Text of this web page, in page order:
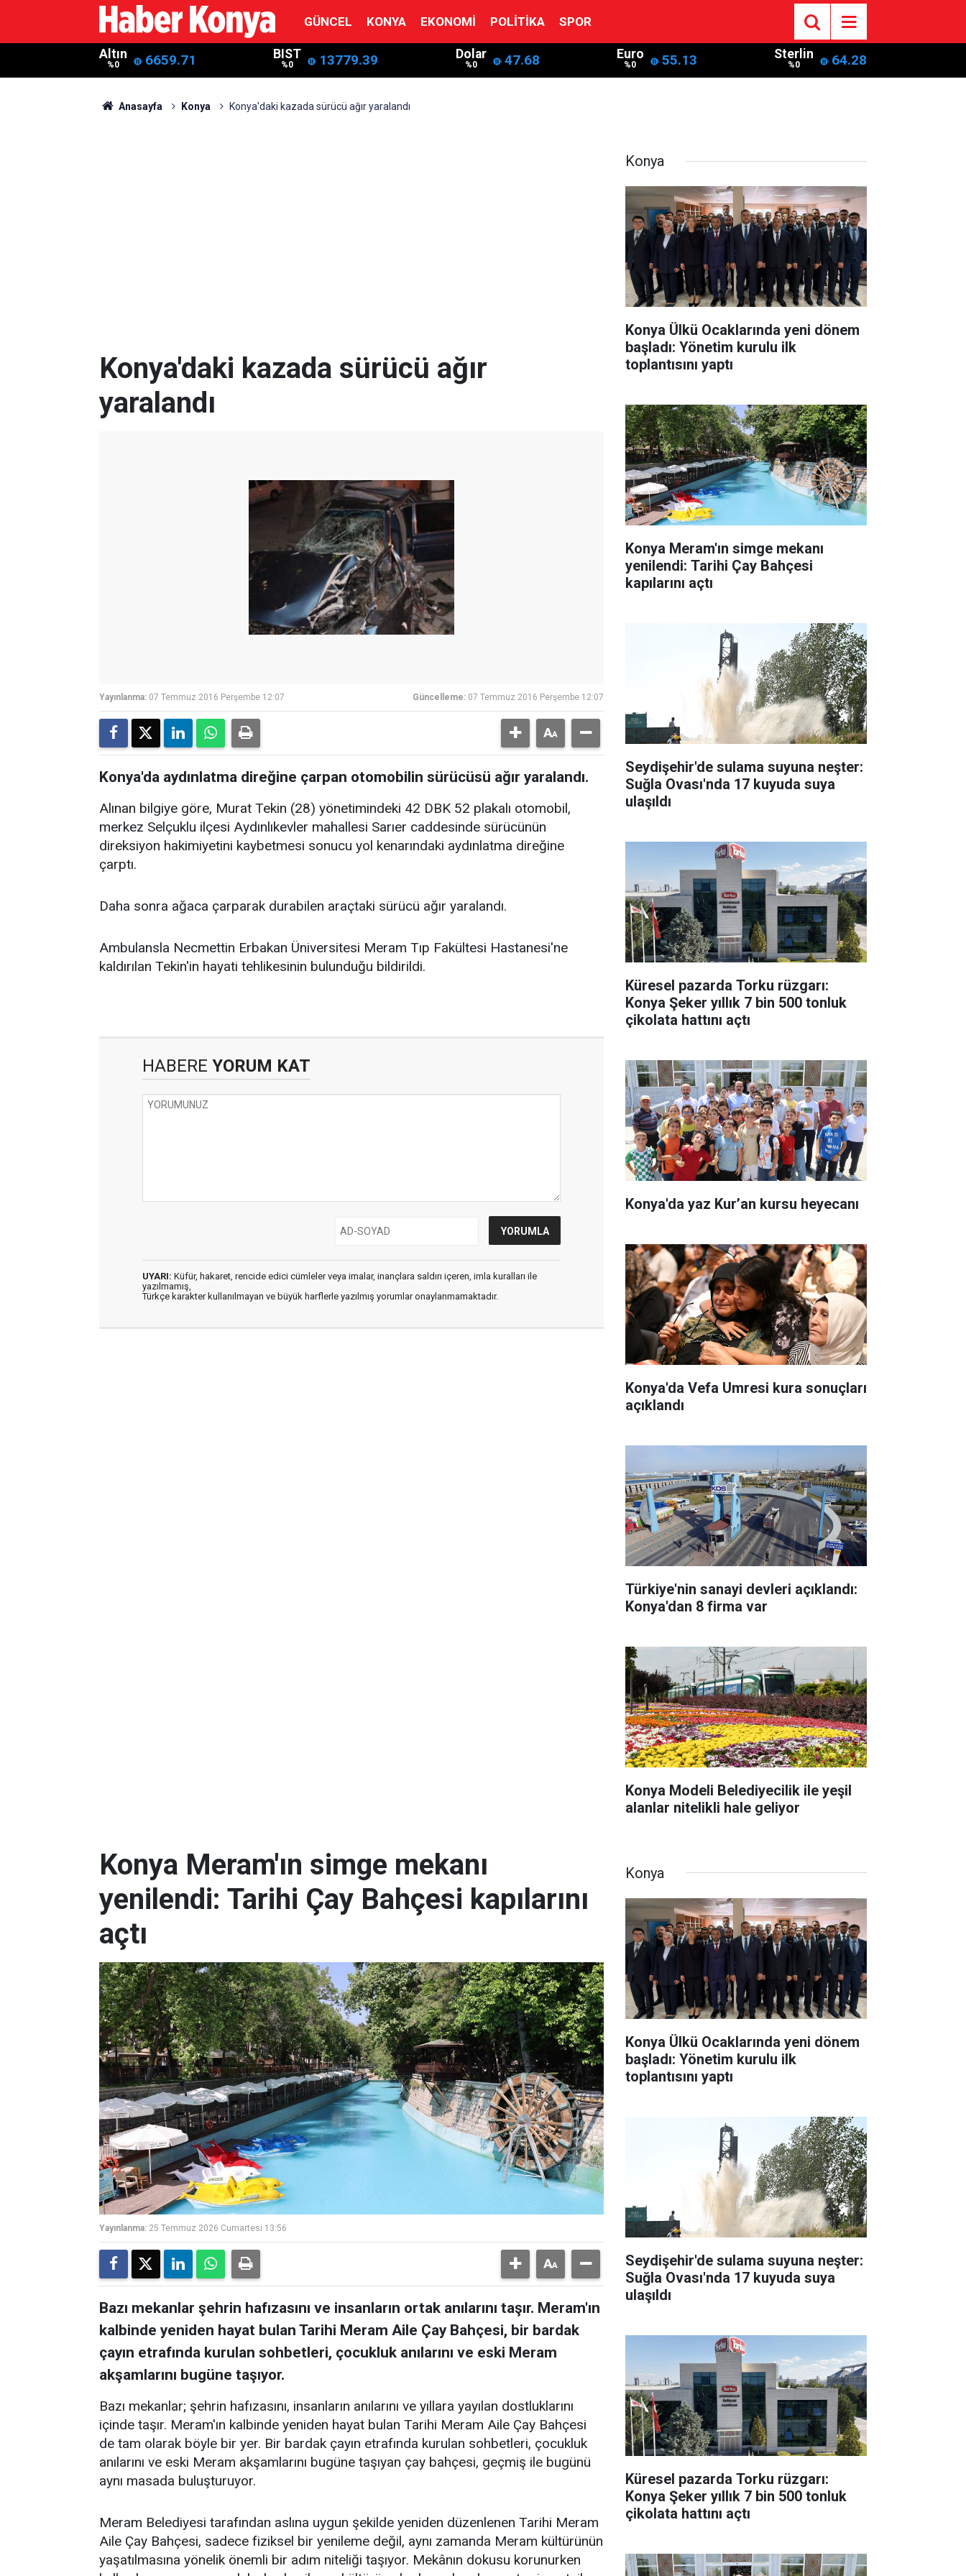
GÜNCEL KONYA EKONOMI POLITIKA SPOR
Altın
%0 6659.71 BIST
%0 13779.39 Dolar
%0 47.68 Euro
%0 55.13 Sterlin
%0 64.28
Anasayfa Konya Konya'daki kazada sürücü ağır yaralandı
Konya'daki kazada sürücü ağır
yaralandı
Yayınlanma: 07 Temmuz 2016 Perşembe 12:07 Güncelleme: 07 Temmuz 2016 Perşembe 12:07
Konya'da aydınlatma direğine çarpan otomobilin sürücüsü ağır yaralandı.
Alınan bilgiye göre, Murat Tekin (28) yönetimindeki 42 DBK 52 plakalı otomobil,
merkez Selçuklu ilçesi Aydınlıkevler mahallesi Sarıer caddesinde sürücünün
direksiyon hakimiyetini kaybetmesi sonucu yol kenarındaki aydınlatma direğine
çarptı.
Daha sonra ağaca çarparak durabilen araçtaki sürücü ağır yaralandı.
Ambulansla Necmettin Erbakan Üniversitesi Meram Tıp Fakültesi Hastanesi'ne
kaldırılan Tekin'in hayati tehlikesinin bulunduğu bildirildi.
HABERE YORUM KAT
UYARI: Küfür, hakaret, rencide edici cümleler veya imalar, inançlara saldırı içeren, imla kuralları ile
yazılmamış,
Türkçe karakter kullanılmayan ve büyük harflerle yazılmış yorumlar onaylanmamaktadır.
Konya
Konya Ülkü Ocaklarında yeni dönem
başladı: Yönetim kurulu ilk
toplantısını yaptı
Konya Meram'ın simge mekanı
yenilendi: Tarihi Çay Bahçesi
kapılarını açtı
Seydişehir'de sulama suyuna neşter:
Suğla Ovası'nda 17 kuyuda suya
ulaşıldı
Küresel pazarda Torku rüzgarı:
Konya Şeker yıllık 7 bin 500 tonluk
çikolata hattını açtı
Konya'da yaz Kur’an kursu heyecanı
Konya'da Vefa Umresi kura sonuçları
açıklandı
Türkiye'nin sanayi devleri açıklandı:
Konya'dan 8 firma var
Konya Modeli Belediyecilik ile yeşil
alanlar nitelikli hale geliyor
Konya Meram'ın simge mekanı
yenilendi: Tarihi Çay Bahçesi kapılarını
açtı
Yayınlanma: 25 Temmuz 2026 Cumartesi 13:56
Bazı mekanlar şehrin hafızasını ve insanların ortak anılarını taşır. Meram'ın
kalbinde yeniden hayat bulan Tarihi Meram Aile Çay Bahçesi, bir bardak
çayın etrafında kurulan sohbetleri, çocukluk anılarını ve eski Meram
akşamlarını bugüne taşıyor.
Bazı mekanlar; şehrin hafızasını, insanların anılarını ve yıllara yayılan dostluklarını
içinde taşır. Meram'ın kalbinde yeniden hayat bulan Tarihi Meram Aile Çay Bahçesi
de tam olarak böyle bir yer. Bir bardak çayın etrafında kurulan sohbetleri, çocukluk
anılarını ve eski Meram akşamlarını bugüne taşıyan çay bahçesi, geçmiş ile bugünü
aynı masada buluşturuyor.
Meram Belediyesi tarafından aslına uygun şekilde yeniden düzenlenen Tarihi Meram
Aile Çay Bahçesi, sadece fiziksel bir yenileme değil, aynı zamanda Meram kültürünün
yaşatılmasına yönelik önemli bir adım niteliği taşıyor. Mekânın dokusu korunurken
Konya
Konya Ülkü Ocaklarında yeni dönem
başladı: Yönetim kurulu ilk
toplantısını yaptı
Seydişehir'de sulama suyuna neşter:
Suğla Ovası'nda 17 kuyuda suya
ulaşıldı
Küresel pazarda Torku rüzgarı:
Konya Şeker yıllık 7 bin 500 tonluk
çikolata hattını açtı